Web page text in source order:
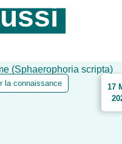
la connaissance
17